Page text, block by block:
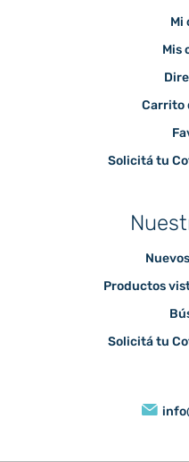
Mi
Mis
Carrito
Solicitá tu
Productos
Solicitá tu